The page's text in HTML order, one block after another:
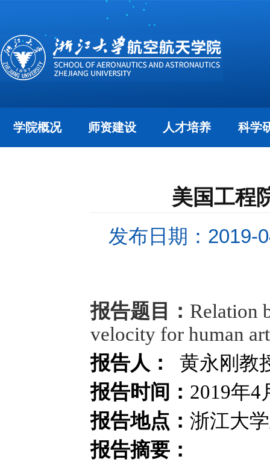
学院概况 师资建设 人才培养 科学
美国工程
发布日期：2019-
报告题目： Relation
velocity for human
报告人： 黄永刚教
报告时间： 2019年4
报告地点： 浙江大
报告摘要：